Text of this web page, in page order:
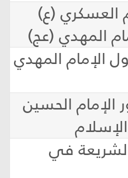
العسكري (ع)
المهدي (عج)
الإمام المهدي
الإمام الحسين
في